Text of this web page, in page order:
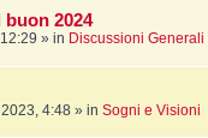
2024
» in Discussioni Generali
4:48 » in Sogni e Visioni